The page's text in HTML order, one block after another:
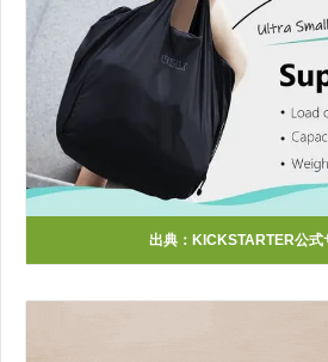
出典：KICKSTARTER公式